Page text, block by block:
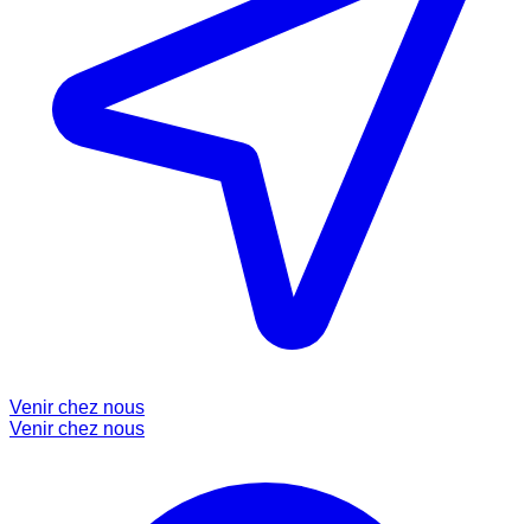
Venir chez nous
Venir chez nous